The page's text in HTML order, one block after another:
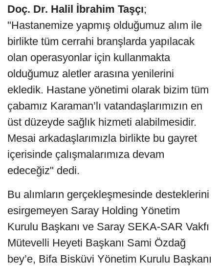
Doç. Dr. Halil İbrahim Taşçı;
"Hastanemize yapmış olduğumuz alım ile
birlikte tüm cerrahi branşlarda yapılacak
olan operasyonlar için kullanmakta
olduğumuz aletler arasına yenilerini
ekledik. Hastane yönetimi olarak bizim tüm
çabamız Karaman’lı vatandaşlarımızın en
üst düzeyde sağlık hizmeti alabilmesidir.
Mesai arkadaşlarımızla birlikte bu gayret
içerisinde çalışmalarımıza devam
edeceğiz" dedi.
Bu alımların gerçekleşmesinde desteklerini
esirgemeyen Saray Holding Yönetim
Kurulu Başkanı ve Saray SEKA-SAR Vakfı
Mütevelli Heyeti Başkanı Sami Özdağ
bey’e, Bifa Bisküvi Yönetim Kurulu Başkanı